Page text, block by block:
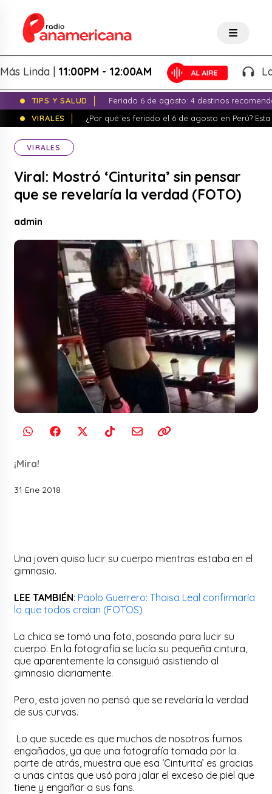
Linda |11:00PM - 12:00AM La
TIPS Y SALUD
Feriado 6 de agosto: 4 destinos
VIRALES
¿Por qué es feriado el 6 de agosto en Perú?
VIRALES
Viral: Mostró ‘Cinturita’ sin pensar
que se revelaría la verdad (FOTO)
admin
¡Mira!
31 Ene 2018
Una joven quiso lucir su cuerpo mientras estaba en el
gimnasio.
LEE TAMBIÉN: Paolo Guerrero: Thaisa Leal confirmaría
lo que todos creían (FOTOS)
La chica se tomó una foto, posando para lucir su
cuerpo. En la fotografía se lucía su pequeña cintura,
que aparentemente la consiguió asistiendo al
gimnasio diariamente.
Pero, esta joven no pensó que se revelaría la verdad
de sus curvas.
Lo que sucede es que muchos de nosotros fuimos
engañados, ya que una fotografía tomada por la
parte de atrás, muestra que esa ‘Cinturita’ es gracias
a unas cintas que usó para jalar el exceso de piel que
tiene y engañar a sus fans.